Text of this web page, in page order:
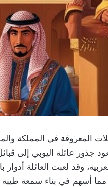
المعروفة في المملكة
جذور عائلة اليوبي إلى
وقد لعبت العائلة
مما أسهم في بناء سمعة طيبة